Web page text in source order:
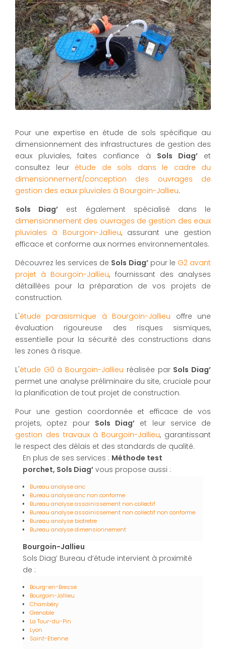
Pour une expertise en étude de sols spécifique au
dimensionnement des infrastructures de gestion des
eaux pluviales, faites confiance à Sols Diag’et
consultez leur étude de sols dans le cadre du
dimensionnement/conception des ouvrages de
gestion des eaux pluviales à Bourgoin-Jallieu.
Sols Diag’ est également spécialisé dans le
dimensionnement des ouvrages de gestion des eaux
pluviales à Bourgoin-Jallieu, assurant une gestion
efficace et conforme aux normes environnementales.
Découvrez les services de Sols Diag’pour le G2 avant
projet à Bourgoin-Jallieu, fournissant des analyses
détaillées pour la préparation de vos projets de
construction.
L'étude parasismique à Bourgoin-Jallieu offre une
évaluation rigoureuse des risques sismiques,
essentielle pour la sécurité des constructions dans
les zones à risque.
L'étude G0 à Bourgoin-Jallieu réalisée par Sols Diag’
permet une analyse préliminaire du site, cruciale pour
la planification de tout projet de construction.
Pour une gestion coordonnée et efficace de vos
projets, optez pour Sols Diag’ et leur service de
gestion des travaux à Bourgoin-Jallieu, garantissant
le respect des délais et des standards de qualité.
En plus de ses services : Méthode test
porchet, Sols Diag’ vous propose aussi :
Bureau analyse anc
Bureau analyse anc non conforme
Bureau analyse assainissement non collectif
Bureau analyse assainissement non collectif non conforme
Bureau analyse biotretre
Bureau analyse dimensionnement
Bourgoin-Jallieu
Sols Diag’ Bureau d’étude intervient à proximité
de :
Bourg-en-Bresse
Bourgoin-Jallieu
Chambéry
Grenoble
La Tour-du-Pin
Lyon
Saint-Etienne